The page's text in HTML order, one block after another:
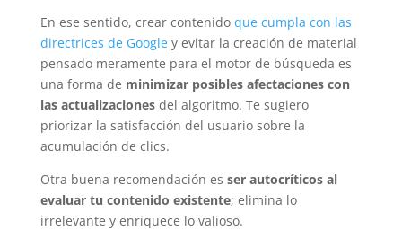
En ese sentido, crear contenido que cumpla con las
directrices de Googley evitar la creación de material
pensado meramente para el motor de búsqueda es
una forma de minimizar posibles afectaciones con
las actualizaciones del algoritmo. Te sugiero
priorizar la satisfacción del usuario sobre la
acumulación de clics.
Otra buena recomendación es ser autocríticos al
evaluar tu contenido existente; elimina lo
irrelevante y enriquece lo valioso.